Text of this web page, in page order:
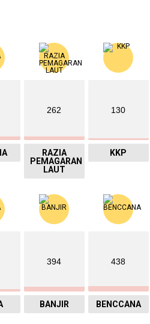
262
RAZIA
PEMAGARAN
LAUT
130
KKP
394
BANJIR
438
BENCCANA